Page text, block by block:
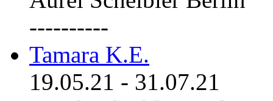
----------
Tamara K.E.
19.05.21 - 31.07.21